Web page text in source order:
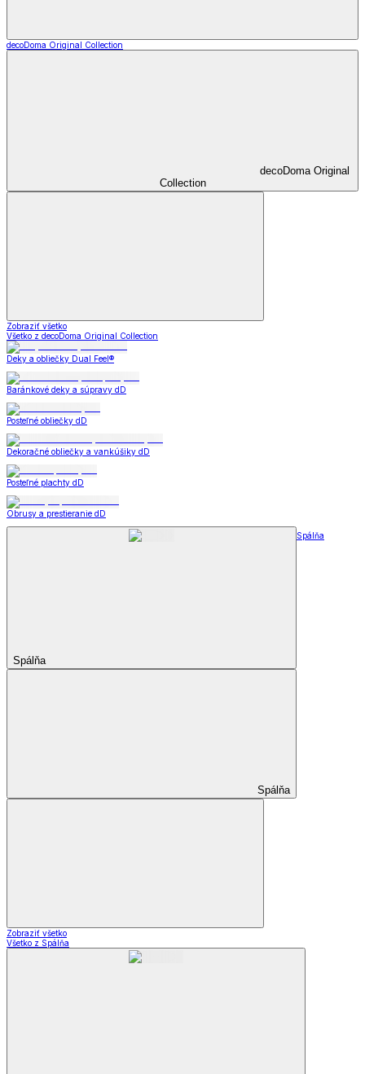
decoDoma Original Collection
decoDoma Original
Collection
Zobraziť všetko
Všetko z decoDoma Original Collection
Deky a obliečky Dual Feel®
Baránkové deky a súpravy dD
Posteľné obliečky dD
Dekoračné obliečky a vankúšiky dD
Posteľné plachty dD
Obrusy a prestieranie dD
Spálňa
Spálňa
Spálňa
Zobraziť všetko
Všetko z Spálňa